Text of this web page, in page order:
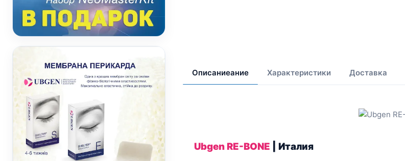
Описаниеание Характеристики Доставка
Ubgen RE-BONE | Италия